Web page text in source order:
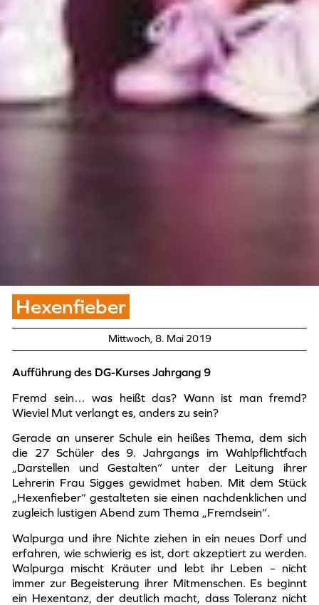
Hexenfieber
Mittwoch, 8. Mai 2019
Aufführung des DG-Kurses Jahrgang 9
Fremd sein… was heißt das? Wann ist man fremd?
Wieviel Mut verlangt es, anders zu sein?
Gerade an unserer Schule ein heißes Thema, dem sich
die 27 Schüler des 9. Jahrgangs im Wahlpflichtfach
„Darstellen und Gestalten“ unter der Leitung ihrer
Lehrerin Frau Sigges gewidmet haben. Mit dem Stück
„Hexenfieber“ gestalteten sie einen nachdenklichen und
zugleich lustigen Abend zum Thema „Fremdsein“.
Walpurga und ihre Nichte ziehen in ein neues Dorf und
erfahren, wie schwierig es ist, dort akzeptiert zu werden.
Walpurga mischt Kräuter und lebt ihr Leben – nicht
immer zur Begeisterung ihrer Mitmenschen. Es beginnt
ein Hexentanz, der deutlich macht, dass Toleranz nicht